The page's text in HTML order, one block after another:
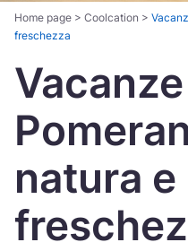
Português
Україна
Zamknij
Home page > Coolcation >
freschezza
natura e